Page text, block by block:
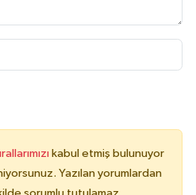
kabul etmiş bulunuyor
Yazılan yorumlardan